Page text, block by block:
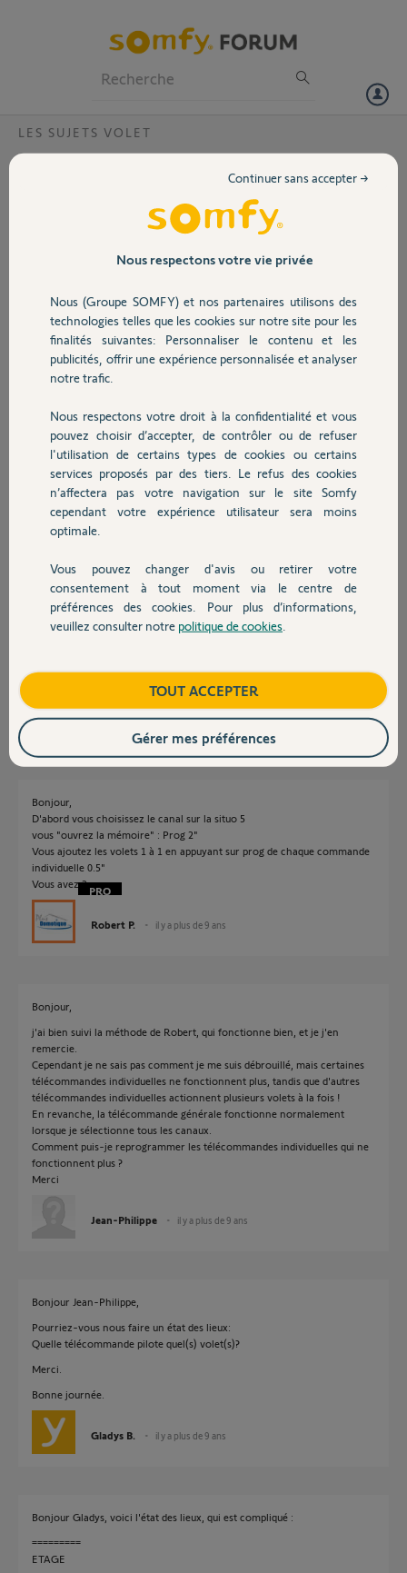
Volet
Sécurité
Domotique
Chauffage
Autres produits
Devis avec un pro
Contact
LES SUJETS VOLET
Programmation télécommande Situo 5io
j'ai fait construire une maison et on m'a installé une télécommande
La configuration de la télécommande générale me semble
minimaliste.
Lorsque j'appuye sur la flêche HAUT, ça monte tous les volets et
inversement avec la flêche BAS.
Je souhaiterais créer plusieurs zones :
une zone1 pour tous les volets du RDC
une zone2 pour tous les volets de l'étage
J'ai lu la doc mais ça ne me semble pas clair du tout.
Est-ce qu'il faut que j'appuie sur le bouton PROG de chaque
télécommande générale et que j'appuie sur le bouton PROG ?
Je vous remercie par avance.
Jean-Philippe
Participer au fil de discussion
Réponses
Bonjour,
D'abord vous choisissez le canal sur la situo 5
vous "ouvrez la mémoire" : Prog 2"
Vous ajoutez les volets 1 à 1 en appuyant sur prog de chaque commande
individuelle 0.5"
Vous avez 2mn
Robert P. il y a plus de 9 ans
Bonjour,
j'ai bien suivi la méthode de Robert, qui fonctionne bien, et je j'en
remercie.
Cependant je ne sais pas comment je me suis débrouillé, mais certaines
télécommandes individuelles ne fonctionnent plus, tandis que d'autres
télécommandes individuelles actionnent plusieurs volets à la fois !
En revanche, la télécommande générale fonctionne normalement
lorsque je sélectionne tous les canaux.
Comment puis-je reprogrammer les télécommandes individuelles qui ne
fonctionnent plus ?
Merci
Jean-Philippe il y a plus de 9 ans
Bonjour Jean-Philippe,
Pourriez-vous nous faire un état des lieux:
Quelle télécommande pilote quel(s) volet(s)?
Merci.
Bonne journée.
Gladys B. il y a plus de 9 ans
Bonjour Gladys, voici l'état des lieux, qui est compliqué :
=========
ETAGE
Nous respectons votre vie privée
Nous (Groupe SOMFY) et nos partenaires utilisons des
technologies telles que les cookies sur notre site pour les
finalités suivantes: Personnaliser le contenu et les
publicités, offrir une expérience personnalisée et analyser
notre trafic.
Nous respectons votre droit à la confidentialité et vous
pouvez choisir d’accepter, de contrôler ou de refuser
l'utilisation de certains types de cookies ou certains
services proposés par des tiers. Le refus des cookies
n’affectera pas votre navigation sur le site Somfy
cependant votre expérience utilisateur sera moins
optimale.
Vous pouvez changer d'avis ou retirer votre
consentement à tout moment via le centre de
préférences des cookies. Pour plus d’informations,
veuillez consulter notre politique de cookies
Continuer sans accepter →
TOUT ACCEPTER
Gérer mes préférences